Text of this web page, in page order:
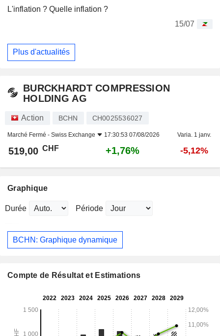
L'inflation ? Quelle inflation ?
15/07
Plus d'actualités
BURCKHARDT COMPRESSION
HOLDING AG
Action BCHN CH0025536027
Marché Fermé - Swiss Exchange 17:30:53 07/08/2026 Varia. 1 janv.
519,00 CHF +1,76% -5,12%
Graphique
Durée Période
BCHN: Graphique dynamique
Compte de Résultat et Estimations